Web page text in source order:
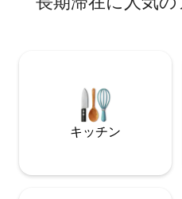
キッチン